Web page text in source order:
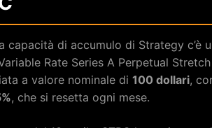
capacità di accumulo di Strategy c’è
Rate Series A Perpetual
a valore nominale di 100 dollari,
, che si resetta ogni mese.